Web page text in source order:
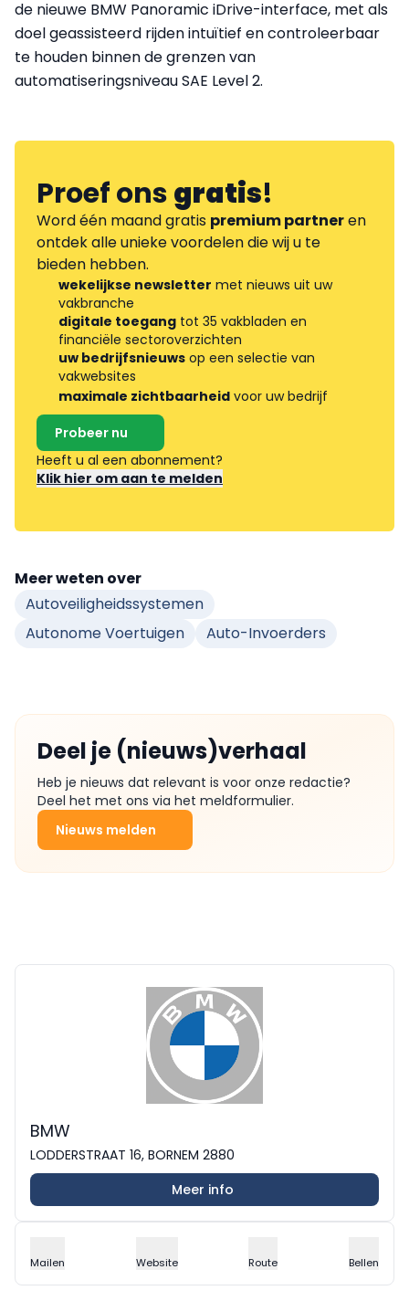
de nieuwe BMW Panoramic iDrive-interface, met als
doel geassisteerd rijden intuïtief en controleerbaar
te houden binnen de grenzen van
automatiseringsniveau SAE Level 2.
Proef onsgratis!
Word één maand gratis premium partneren
ontdek alle unieke voordelen die wij u te
bieden hebben.
wekelijkse newsletter met nieuws uit uw
vakbranche
digitale toegang tot 35 vakbladen en
financiële sectoroverzichten
uw bedrijfsnieuws op een selectie van
vakwebsites
maximale zichtbaarheid voor uw bedrijf
Probeer nu
Heeft u al een abonnement?
Klik hier om aan te melden
Meer weten over
Autoveiligheidssystemen
Autonome Voertuigen
Auto-Invoerders
Deel je (nieuws)verhaal
Heb je nieuws dat relevant is voor onze redactie?
Deel het met ons via het meldformulier.
Nieuws melden
BMW
LODDERSTRAAT 16, BORNEM 2880
Meer info
Mailen Website Route Bellen